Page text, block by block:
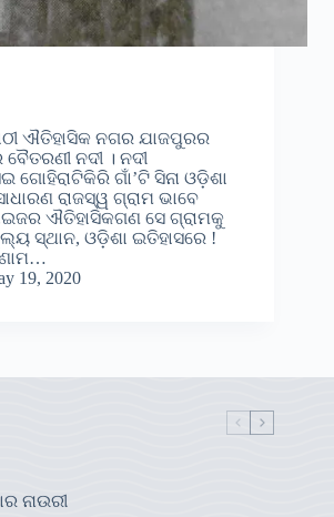
ଐତିହାସିକ ନଗର ଯାଜପୁରର
ନଦୀ । ନଦୀ
ଗୋହିରାଟିକିରି ଗାଁ’ଟି ସିନା ଓଡ଼ିଶା
ରାଜସ୍ୱ ଗ୍ରାମ ଭାବେ
ଐତିହାସିକଗଣ ସେ ଗ୍ରାମକୁ
ସ୍ଥାନ, ଓଡ଼ିଶା ଇତିହାସରେ !
19, 2020
ନାଉରୀ